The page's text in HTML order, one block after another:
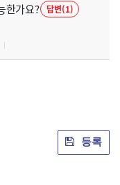
한가요?
답변(1)
등록